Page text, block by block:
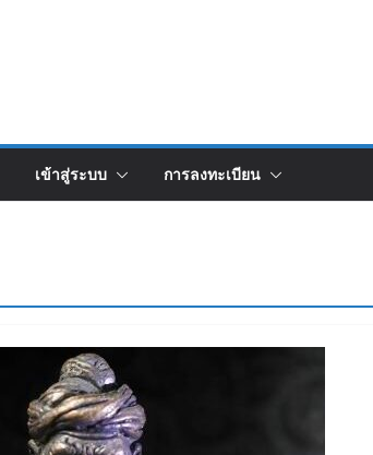
เข้าสู่ระบบ การลงทะเบียน